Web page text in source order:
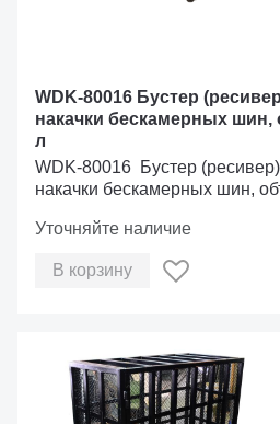
WDK-80016 Бустер
накачки бескамерных шин,
л
WDK-80016 Бустер
накачки бескамерных шин,
Уточняйте наличие
В корзину